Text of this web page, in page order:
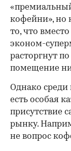
кофейни», но
то, что
эконом-
расторгнут
помещение
Однако среди
есть особая
присутствие
рынку.
не вопрос